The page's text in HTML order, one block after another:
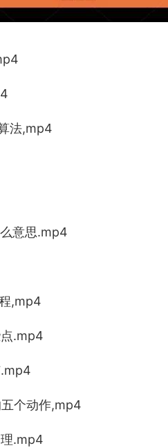
法,mp4
意思.mp4
,mp4
.mp4
个动作,mp4
.mp4